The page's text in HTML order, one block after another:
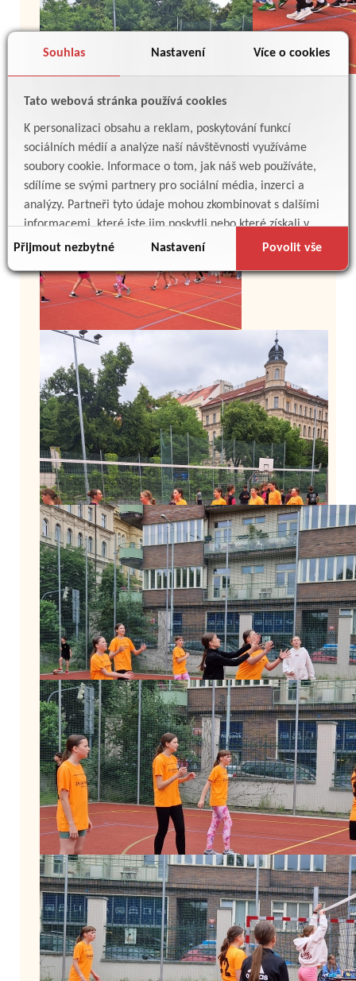
Souhlas Nastavení Více o cookies
Tato webová stránka používá cookies
K personalizaci obsahu a reklam, poskytování funkcí
sociálních médií a analýze naší návštěvnosti využíváme
soubory cookie. Informace o tom, jak náš web používáte,
sdílíme se svými partnery pro sociální média, inzerci a
analýzy. Partneři tyto údaje mohou zkombinovat s dalšími
informacemi, které jste jim poskytli nebo které získali v
důsledku toho, že používáte jejich služby.
Přijmout nezbytné Nastavení Povolit vše